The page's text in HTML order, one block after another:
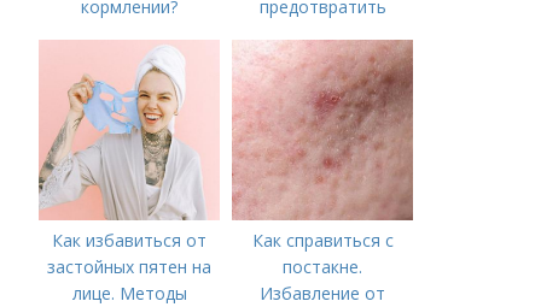
кормлении?
предотвратить
Как избавиться от
застойных пятен на
лице. Методы
Как справиться с
постакне.
Избавление от